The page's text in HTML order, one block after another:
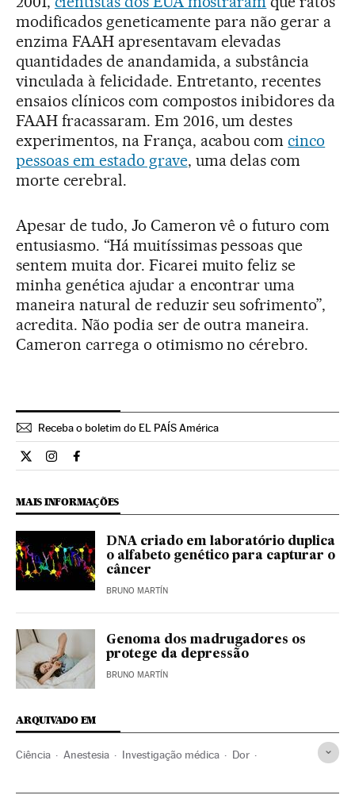
modificados geneticamente para não gerar a
enzima FAAH apresentavam elevadas
quantidades de anandamida, a substância
vinculada à felicidade. Entretanto, recentes
ensaios clínicos com compostos inibidores da
FAAH fracassaram. Em 2016, um destes
experimentos, na França, acabou comcinco
pessoas em estado grave, uma delas com
morte cerebral.
Apesar de tudo, Jo Cameron vê o futuro com
entusiasmo. “Há muitíssimas pessoas que
sentem muita dor. Ficarei muito feliz se
minha genética ajudar a encontrar uma
maneira natural de reduzir seu sofrimento”,
acredita. Não podia ser de outra maneira.
Cameron carrega o otimismo no cérebro.
Receba o boletim do EL PAÍS América
Ciencia El País Brasil en Twitter
Ciencia El País Brasil en Instagram
Ciencia El País Brasil en Facebook
MAIS INFORMAÇÕES
DNA criado em laboratório duplica
o alfabeto genético para capturar o
câncer
BRUNO MARTÍN
Genoma dos madrugadores os
protege da depressão
BRUNO MARTÍN
ARQUIVADO EM
Ciência Anestesia Investigação médica Dor